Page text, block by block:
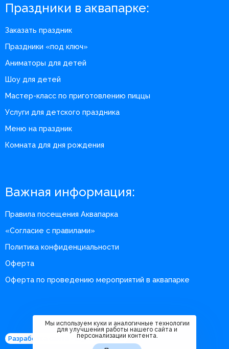
Праздники в аквапарке:
Заказать праздник
Праздники «под ключ»
Аниматоры для детей
Шоу для детей
Мастер-класс по приготовлению пиццы
Услуги для детского праздника
Меню на праздник
Комната для дня рождения
Важная информация:
Правила посещения Аквапарка
«Согласие с правилами»
Политика конфиденциальности
Оферта
Оферта по проведению мероприятий в аквапарке
Разработка сайта - m360.digital
Мы используем куки и аналогичные технологии
для улучшения работы нашего сайта и
персонализации контента.